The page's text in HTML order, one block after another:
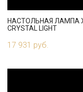
НАСТОЛЬНАЯ ЛАМПА
CRYSTAL LIGHT
17 931 руб.